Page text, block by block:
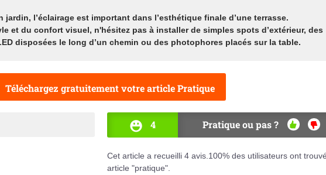
l’éclairage est important dans l’esthétique finale d’une terrasse.
et du confort visuel, n'hésitez pas à installer de simples spots d’extérieur, des
disposées le long d’un chemin ou des photophores placés sur la table.
Téléchargez gratuitement votre article Pratique
4 Pratique ou pas ?
OUI NON
Cet article a recueilli 4 avis. 100% des utilisateurs ont
article "pratique".